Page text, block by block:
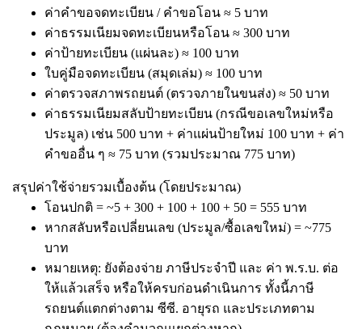
ค่าคำขอจดทะเบียน / คำขอโอน ≈ 5 บาท
ค่าธรรมเนียมจดทะเบียนหรือโอน ≈ 300 บาท
ค่าป้ายทะเบียน (แผ่นละ) ≈ 100 บาท
ใบคู่มือจดทะเบียน (สมุดเล่ม) ≈ 100 บาท
ค่าตรวจสภาพรถยนต์ (ตรวจภายในขนส่ง) ≈ 50 บาท
ค่าธรรมเนียมสลับป้ายทะเบียน (กรณีขอเลขใหม่หรือ
ประมูล) เช่น 500 บาท + ค่าแผ่นป้ายใหม่ 100 บาท + ค่า
คำขออื่น ๆ ≈ 75 บาท (รวมประมาณ 775 บาท)
สรุปค่าใช้จ่ายรวมเบื้องต้น (โดยประมาณ)
โอนปกติ = ~5 + 300 + 100 + 100 + 50 = 555 บาท
หากสลับหรือเปลี่ยนเลข (ประมูล/ซื้อเลขใหม่) = ~775
บาท
หมายเหตุ: ยังต้องจ่าย ภาษีประจำปี และ ค่า พ.ร.บ. ต่อ
ให้แล้วเสร็จ หรือให้ครบก่อนดำเนินการ ทั้งนี้ภาษี
รถยนต์แตกต่างตาม ซีซี. อายุรถ และประเภทตาม